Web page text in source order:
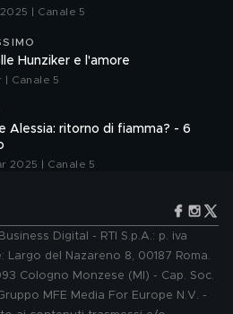
| Canale 5
Hunziker e l'amore
| Canale 5
Alessia: ritorno di fiamma? - 6
2025 | Canale 5
Digital - RTI S.p.A.: p. iva
Largo del Nazareno 8, 00187 Roma.
Cologno Monzese (MI) - Cap. Soc.
MFE Media For Europe N.V. -